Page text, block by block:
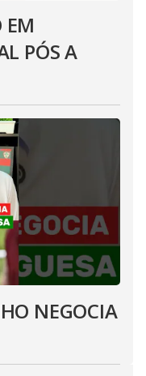
EM
PÓS A
NEGOCIA